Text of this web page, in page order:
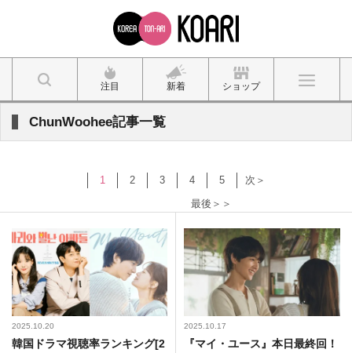
注目 新着 ショップ
ChunWoohee記事一覧
1 2 3 4 5
次＞
最後＞＞
2025.10.20
韓国ドラマ視聴率ランキング[2
2025.10.17
『マイ・ユース』本日最終回！